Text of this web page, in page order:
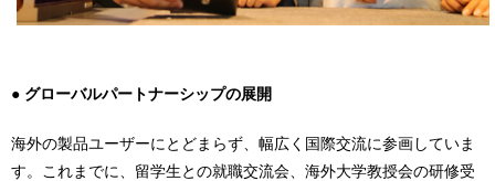
● グローバルパートナーシップの展開
海外の製品ユーザーにとどまらず、幅広く国際交流に参画していま
す。これまでに、留学生との就職交流会、海外大学教授会の研修受